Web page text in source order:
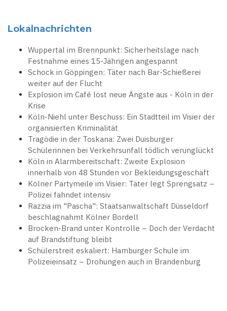
Lokalnachrichten
Wuppertal im Brennpunkt: Sicherheitslage nach
Festnahme eines 15-Jährigen angespannt
Schock in Göppingen: Täter nach Bar-Schießerei
weiter auf der Flucht
Explosion im Café löst neue Ängste aus - Köln in der
Krise
Köln-Niehl unter Beschuss: Ein Stadtteil im Visier der
organisierten Kriminalität
Tragödie in der Toskana: Zwei Duisburger
Schülerinnen bei Verkehrsunfall tödlich verunglückt
Köln in Alarmbereitschaft: Zweite Explosion
innerhalb von 48 Stunden vor Bekleidungsgeschäft
Kölner Partymeile im Visier: Täter legt Sprengsatz –
Polizei fahndet intensiv
Razzia im "Pascha": Staatsanwaltschaft Düsseldorf
beschlagnahmt Kölner Bordell
Brocken-Brand unter Kontrolle – Doch der Verdacht
auf Brandstiftung bleibt
Schülerstreit eskaliert: Hamburger Schule im
Polizeieinsatz – Drohungen auch in Brandenburg